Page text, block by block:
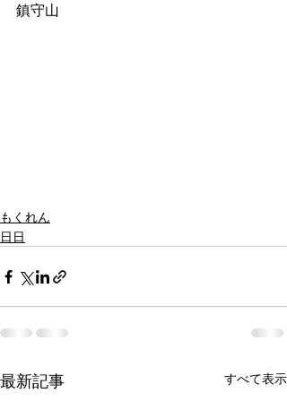
鎮守山
もくれん
日日
最新記事 すべて表示